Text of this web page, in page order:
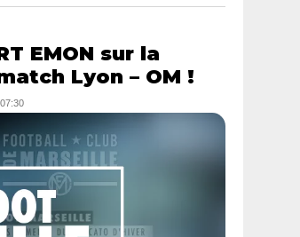
EMON sur la
Lyon – OM !